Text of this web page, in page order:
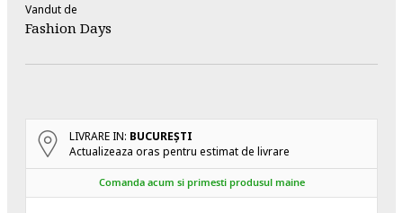
Vandut de
Fashion Days
LIVRARE IN: BUCUREŞTI
Actualizeaza oras pentru estimat de livrare
Comanda acum si primesti produsul maine